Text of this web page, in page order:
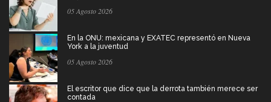
05 Agosto 2026
En la ONU: mexicana y EXATEC representó en Nueva
York a la juventud
05 Agosto 2026
El escritor que dice que la derrota también merece ser
contada